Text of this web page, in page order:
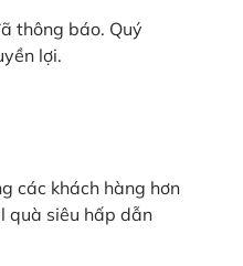
thông báo. Quý
lợi.
các khách hàng hơn
quà siêu hấp dẫn